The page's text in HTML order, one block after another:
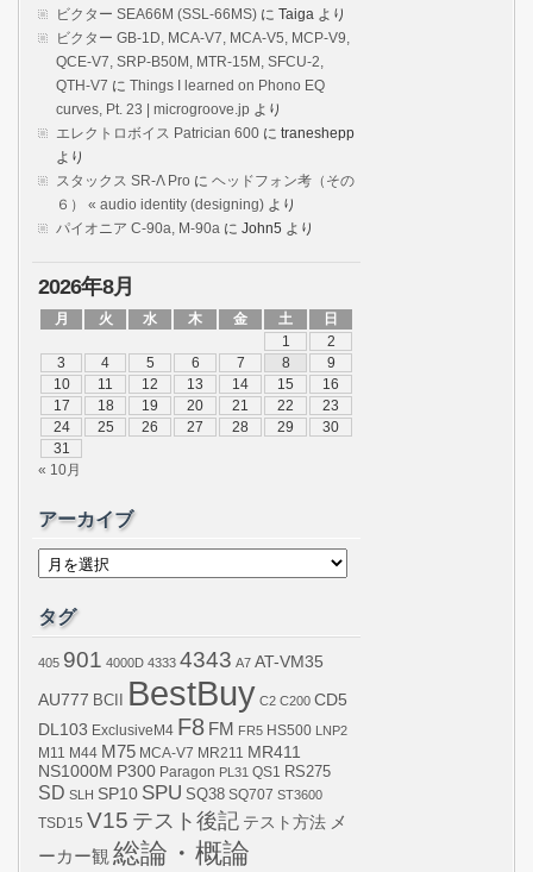
ビクター SEA66M (SSL-66MS) に Taiga より
ビクター GB-1D, MCA-V7, MCA-V5, MCP-V9,
QCE-V7, SRP-B50M, MTR-15M, SFCU-2,
QTH-V7 に Things I learned on Phono EQ
curves, Pt. 23 | microgroove.jp より
エレクトロボイス Patrician 600 に traneshepp
より
スタックス SR-Λ Pro に ヘッドフォン考（その
６） « audio identity (designing) より
パイオニア C-90a, M-90a に John5 より
2026年8月
月 火 水 木 金 土
日
1
2
3
4 5 6 7 8
9
10
11 12 13 14 15
16
17
18 19 20 21 22
23
24
25 26 27 28 29
30
31
« 10月
アーカイブ
ア
イ
ブ
タグ
405 901 4000D 4333 4343 A7 AT-VM35
AU777 BCII BestBuy C2 C200 CD5
DL103 ExclusiveM4 F8 FM FR5 HS500 LNP2
M11
M44 M75 MCA-V7 MR211 MR411
NS1000M P300 Paragon PL31 QS1 RS275
SD SLH SP10 SPU SQ38 SQ707 ST3600
TSD15 V15 テスト後記 テスト方法 メ
ーカー観 総論・概論